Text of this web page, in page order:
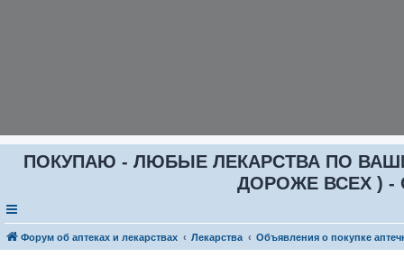
ПОКУПАЮ - ЛЮБЫЕ ЛЕКАРСТВА ПО ВАШИ
ДОРОЖЕ ВСЕХ ) -
Форум об аптеках и лекарствах Лекарства Объявления о покупке